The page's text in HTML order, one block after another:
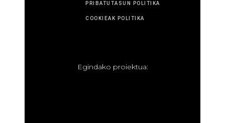
PRIBATUTASUN POLITIKA
COOKIEAK POLITIKA
Egindako proiektua: